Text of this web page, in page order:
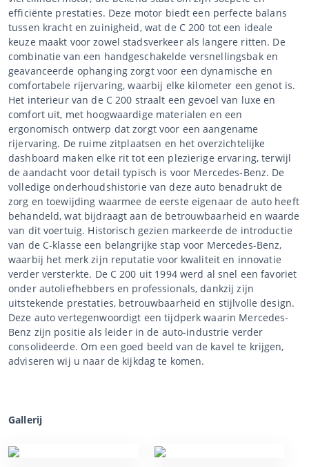
efficiënte prestaties. Deze motor biedt een perfecte balans
tussen kracht en zuinigheid, wat de C 200 tot een ideale
keuze maakt voor zowel stadsverkeer als langere ritten. De
combinatie van een handgeschakelde versnellingsbak en
geavanceerde ophanging zorgt voor een dynamische en
comfortabele rijervaring, waarbij elke kilometer een genot is.
Het interieur van de C 200 straalt een gevoel van luxe en
comfort uit, met hoogwaardige materialen en een
ergonomisch ontwerp dat zorgt voor een aangename
rijervaring. De ruime zitplaatsen en het overzichtelijke
dashboard maken elke rit tot een plezierige ervaring, terwijl
de aandacht voor detail typisch is voor Mercedes-Benz. De
volledige onderhoudshistorie van deze auto benadrukt de
zorg en toewijding waarmee de eerste eigenaar de auto heeft
behandeld, wat bijdraagt aan de betrouwbaarheid en waarde
van dit voertuig. Historisch gezien markeerde de introductie
van de C-klasse een belangrijke stap voor Mercedes-Benz,
waarbij het merk zijn reputatie voor kwaliteit en innovatie
verder versterkte. De C 200 uit 1994 werd al snel een favoriet
onder autoliefhebbers en professionals, dankzij zijn
uitstekende prestaties, betrouwbaarheid en stijlvolle design.
Deze auto vertegenwoordigt een tijdperk waarin Mercedes-
Benz zijn positie als leider in de auto-industrie verder
consolideerde. Om een goed beeld van de kavel te krijgen,
adviseren wij u naar de kijkdag te komen.
Gallerij